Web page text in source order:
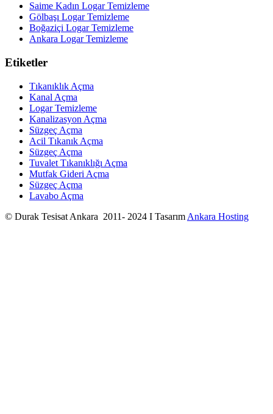
Saime Kadın Logar Temizleme
Gölbaşı Logar Temizleme
Boğaziçi Logar Temizleme
Ankara Logar Temizleme
Etiketler
Tıkanıklık Açma
Kanal Açma
Logar Temizleme
Kanalizasyon Açma
Süzgeç Açma
Acil Tıkanık Açma
Süzgeç Açma
Tuvalet Tıkanıklığı Açma
Mutfak Gideri Açma
Süzgeç Açma
Lavabo Açma
© Durak Tesisat Ankara 2011- 2024 I Tasarım Ankara Hosting